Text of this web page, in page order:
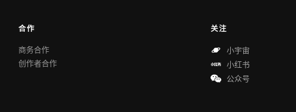
合作
商务合作
创作者合作
关注
小宇宙
小红书
公众号